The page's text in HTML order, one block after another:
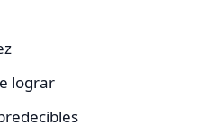
lograr